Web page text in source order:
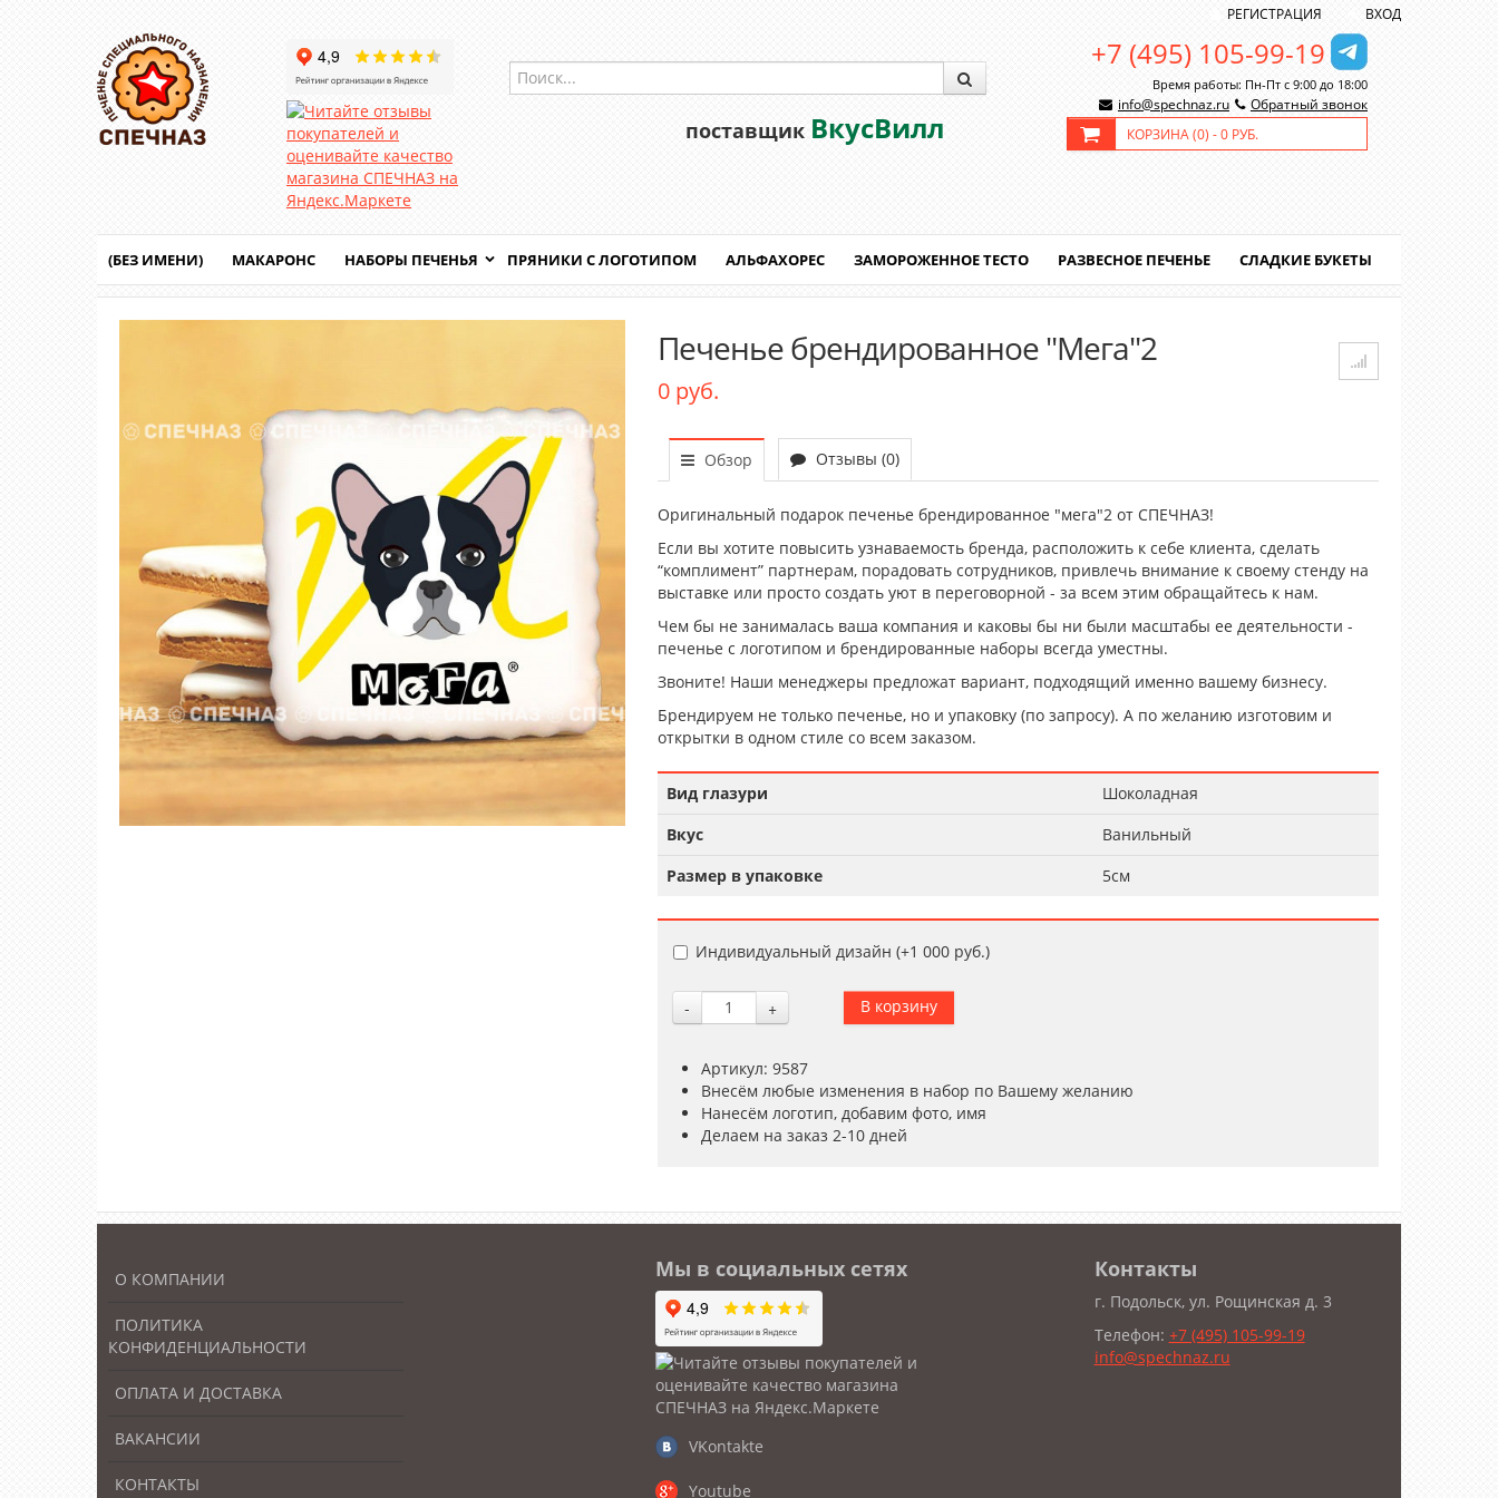
РЕГИСТРАЦИЯ ВХОД
поставщик ВкусВилл
+7 (495) 105-99-19
Время работы: Пн-Пт с 9:00 до 18:00
info@spechnaz.ru
Обратный звонок
КОРЗИНА (0) -0 РУБ.
(БЕЗ ИМЕНИ) МАКАРОНС НАБОРЫ ПЕЧЕНЬЯ ПРЯНИКИ С ЛОГОТИПОМ АЛЬФАХОРЕС ЗАМОРОЖЕННОЕ ТЕСТО РАЗВЕСНОЕ ПЕЧЕНЬЕ СЛАДКИЕ БУКЕТЫ
Печенье брендированное "Мега"2
0 руб.
Обзор Отзывы (0)
Оригинальный подарок печенье брендированное "мега"2 от СПЕЧНАЗ!
Если вы хотите повысить узнаваемость бренда, расположить к себе клиента, сделать
“комплимент” партнерам, порадовать сотрудников, привлечь внимание к своему стенду на
выставке или просто создать уют в переговорной - за всем этим обращайтесь к нам.
Чем бы не занималась ваша компания и каковы бы ни были масштабы ее деятельности -
печенье с логотипом и брендированные наборы всегда уместны.
Звоните! Наши менеджеры предложат вариант, подходящий именно вашему бизнесу.
Брендируем не только печенье, но и упаковку (по запросу). А по желанию изготовим и
открытки в одном стиле со всем заказом.
Вид глазури
Шоколадная
Вкус
Ванильный
Размер в упаковке
5см
Индивидуальный дизайн (+1 000 руб.)
- +
Артикул: 9587
Внесём любые изменения в набор по Вашему желанию
Нанесём логотип, добавим фото, имя
Делаем на заказ 2-10 дней
О КОМПАНИИ
ПОЛИТИКА
КОНФИДЕНЦИАЛЬНОСТИ
ОПЛАТА И ДОСТАВКА
ВАКАНСИИ
КОНТАКТЫ
Мы в социальных сетях
VKontakte
Youtube
Контакты
г. Подольск, ул. Рощинская д. 3
Телефон: +7 (495) 105-99-19
info@spechnaz.ru